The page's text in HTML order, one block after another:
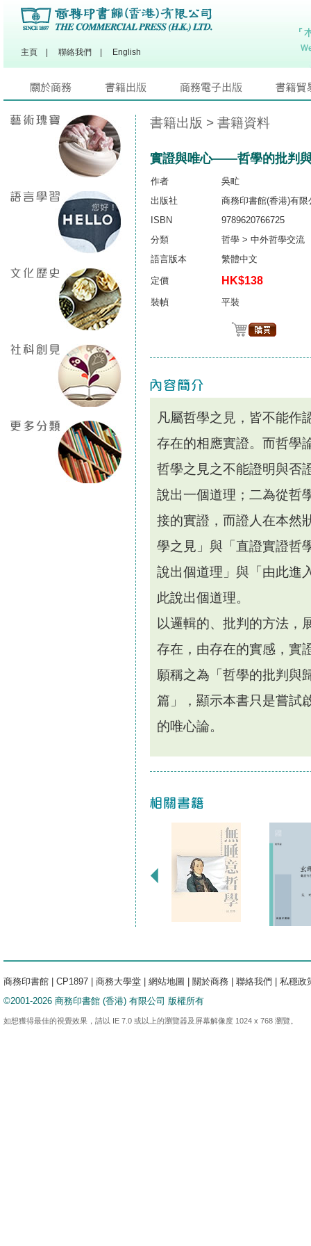
主頁 聯絡我們 English
書籍出版 > 書籍資料
實證與唯心——哲學的批判
作者
吳甿
出版社
商務印書館(香港)有限
ISBN
9789620766725
分類
哲學 > 中外哲學交流
語言版本
繁體中文
定價 HK$138
裝幀 平裝
凡屬哲學之見，皆不能作
存在的相應實證。而哲學
哲學之見之不能證明與否
說出一個道理；二為從哲
接的實證，而證人在本然
學之見」與「直證實證哲
說出個道理」與「由此進
此說出個道理。
以邏輯的、批判的方法，
存在，由存在的實感，實
願稱之為「哲學的批判與
篇」，顯示本書只是嘗試
的唯心論。
商務印書館 CP1897 商務大學堂 網站地圖 關於商務 聯絡我們
私穩政
©2001-2026 商務印書館 (香港) 有限公司 版權所有
如想獲得最佳的視覺效果，請以 IE 7.0 或以上的瀏覽器及屏幕解像度 1024 x 768 瀏覽。